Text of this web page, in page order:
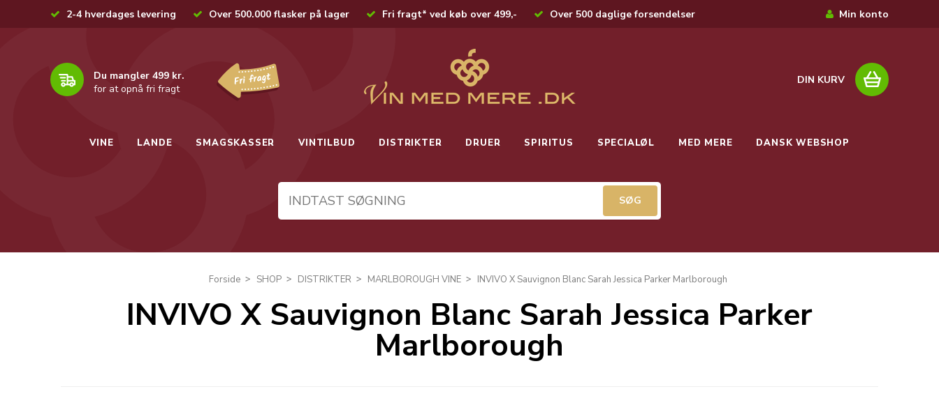
2-4 hverdages levering Over 500.000 flasker på lager Fri fragt* ved køb over 499,- Over 500 daglige forsendelser Min konto
Du mangler 499 kr.
for at opnå fri fragt
DIN KURV
VINE LANDE SMAGSKASSER VINTILBUD DISTRIKTER DRUER SPIRITUS SPECIALØL MED MERE DANSK WEBSHOP
Forside SHOP DISTRIKTER MARLBOROUGH VINE INVIVO X Sauvignon Blanc Sarah Jessica Parker Marlborough
INVIVO X Sauvignon Blanc Sarah Jessica Parker
Marlborough